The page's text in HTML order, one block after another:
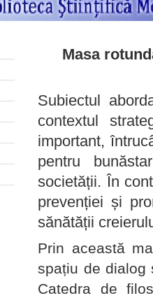
Masa
Subiectul
contextul
important,
pentru
societății. În
prevenției și
sănătății
Prin această
spațiu de dialog
Catedra de